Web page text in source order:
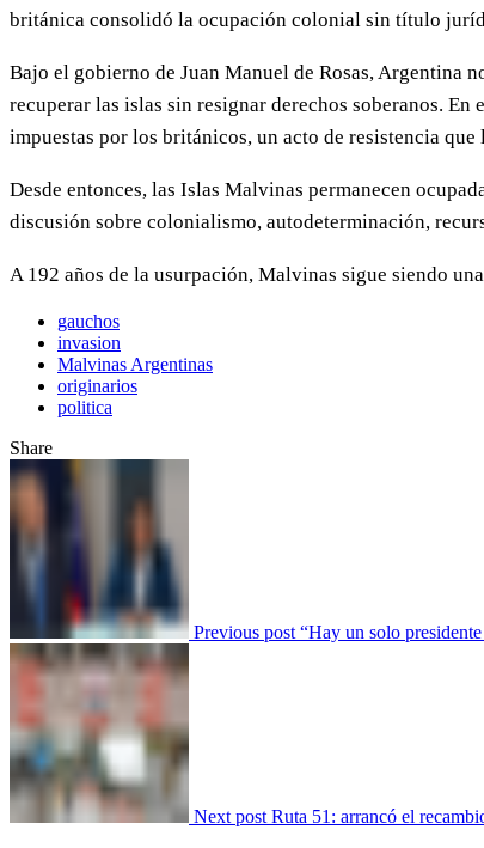
británica consolidó la ocupación colonial sin título
Bajo el gobierno de Juan Manuel de Rosas, Argentina
recuperar las islas sin resignar derechos soberanos.
impuestas por los británicos, un acto de resistencia
Desde entonces, las Islas Malvinas permanecen
discusión sobre colonialismo, autodeterminación,
A 192 años de la usurpación, Malvinas sigue siendo
gauchos
invasion
Malvinas Argentinas
originarios
politica
Share
Previous post “Hay un solo
Next post Ruta 51: arrancó el